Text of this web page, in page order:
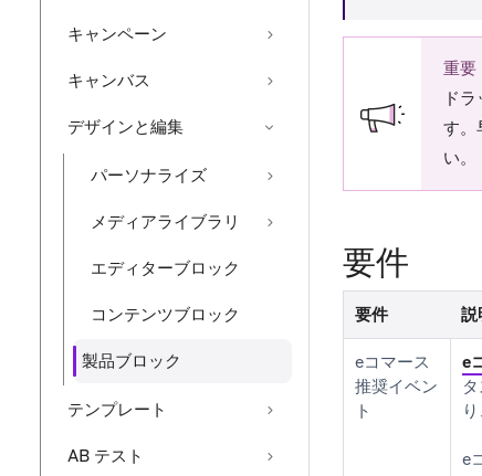
キャンペーン
キャンバス
デザインと編集
パーソナライズ
メディアライブラリ
エディターブロック
コンテンツブロック
製品ブロック
テンプレート
AB テスト
重要
ド
す。
い。
要件
要件 説
eコマース
推奨イベン
ト
e
e